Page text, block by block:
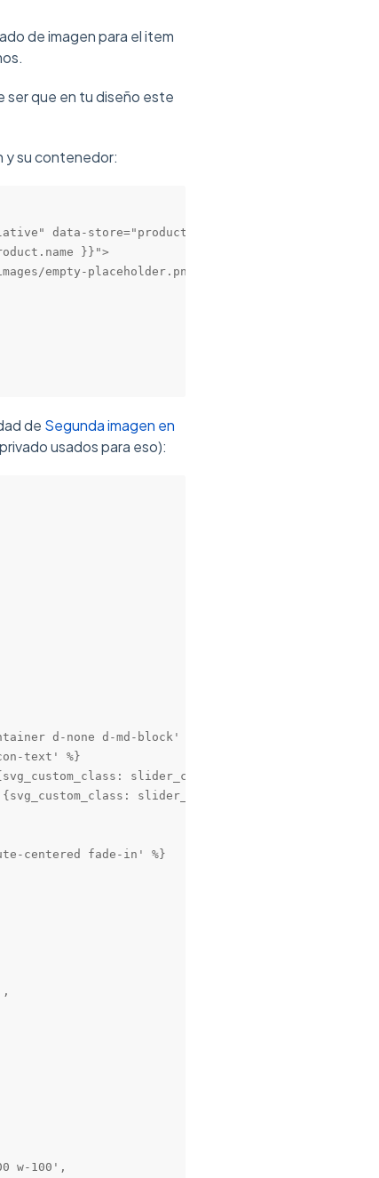
de imagen para el item
ser que en tu diseño este
y su contenedor:
data-store="product-item-image-{{ product.id
}}">
empty-placeholder.png' | static_url }}"
de Segunda imagen en
usados para eso):
d-none d-md-block' %}
text' %}
slider_control_class}) %}
slider_control_class}) %}
centered fade-in' %}
w-100',